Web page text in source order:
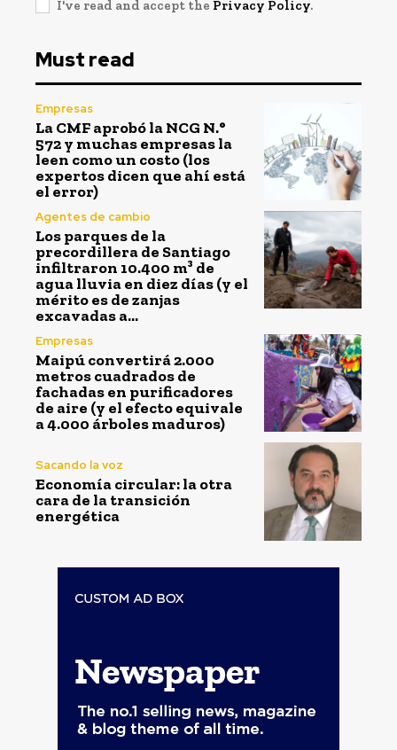
I've read and accept the Privacy Policy.
Must read
Empresas
La CMF aprobó la NCG N.°
572 y muchas empresas la
leen como un costo (los
expertos dicen que ahí está
el error)
Agentes de cambio
Los parques de la
precordillera de Santiago
infiltraron 10.400 m³ de
agua lluvia en diez días (y el
mérito es de zanjas
excavadas a...
Empresas
Maipú convertirá 2.000
metros cuadrados de
fachadas en purificadores
de aire (y el efecto equivale
a 4.000 árboles maduros)
Sacando la voz
Economía circular: la otra
cara de la transición
energética